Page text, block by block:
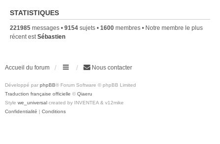
STATISTIQUES
221985 messages • 9154 sujets • 1600 membres • Notre membre le plus
récent estSébastien
Accueil du forum Nous contacter
Développé par phpBB® Forum Software © phpBB Limited
Traduction française officielle © Qiaeru
Style we_universal created by INVENTEA & v12mike
Confidentialité | Conditions